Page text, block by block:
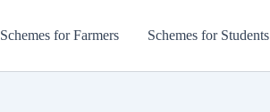
Schemes for Farmers Schemes for Students